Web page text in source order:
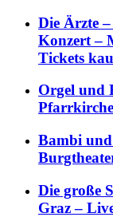
Die Ärzte
Konzert –
Tickets
Orgel und
Bambi
Die große
Graz –